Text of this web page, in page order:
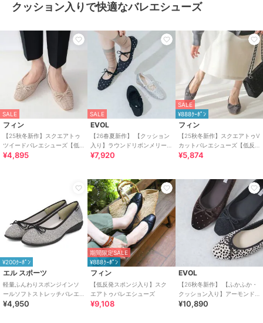
クッション入りで快適なバレエシューズ
SALE
フィン
【25秋冬新作】スクエアトゥ
ツイードバレエシューズ【低
反発スポンジ入り】
¥4,895
SALE
EVOL
【26春夏新作】 【クッション
入り】ラウンドリボンメリー
ジェーンフラットパンプス
¥7,920
SALE
¥888ｸｰﾎﾟﾝ
フィン
【25秋冬新作】スクエアトゥV
カットバレエシューズ【低反
発スポンジ入り】
¥5,874
¥200ｸｰﾎﾟﾝ
エル スポーツ
軽量ふんわりスポンジインソ
ールソフトストレッチバレエ
シューズ ESP14501
¥4,950
期間限定SALE
¥888ｸｰﾎﾟﾝ
フィン
【低反発スポンジ入り】スク
エアトゥバレエシューズ
¥9,108
EVOL
【26秋冬新作】 【ふかふか・
クッション入り】アーモンド
トゥソフトバレエ CB23875
¥10,890